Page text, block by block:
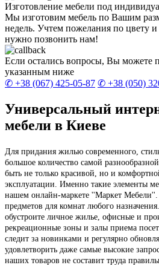
Изготовление мебели под
Мы изготовим мебель по Вашим
недель. Учтем пожелания по цвету
нужно позвонить нам!
Если остались вопросы, Вы можете
указанным ниже
06 7 Показать номер 050 Показать
Универсальный
мебели в Киеве
Для придания жилью современного,
большое количество самой
быть не только красивой, но и
эксплуатации. Именно такие элементы
нашем онлайн-маркете ''Маркет Мебели''.
предметов для комнат любого
обустроите личное жилье, офисные и
рекреационные зоны и залы приема
следит за новинками и регулярно
удовлетворить даже самые высокие
наших товаров не составит труда